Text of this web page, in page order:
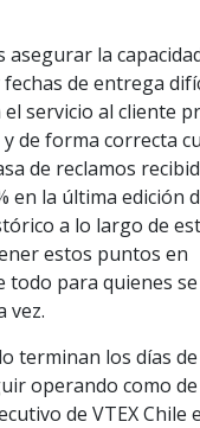
asegurar la
de entrega
servicio al cliente
de forma correcta
de reclamos
en la última edición
a lo largo de
estos puntos en
todo para quienes
vez.
terminan los días
operando como
de VTEX Chile